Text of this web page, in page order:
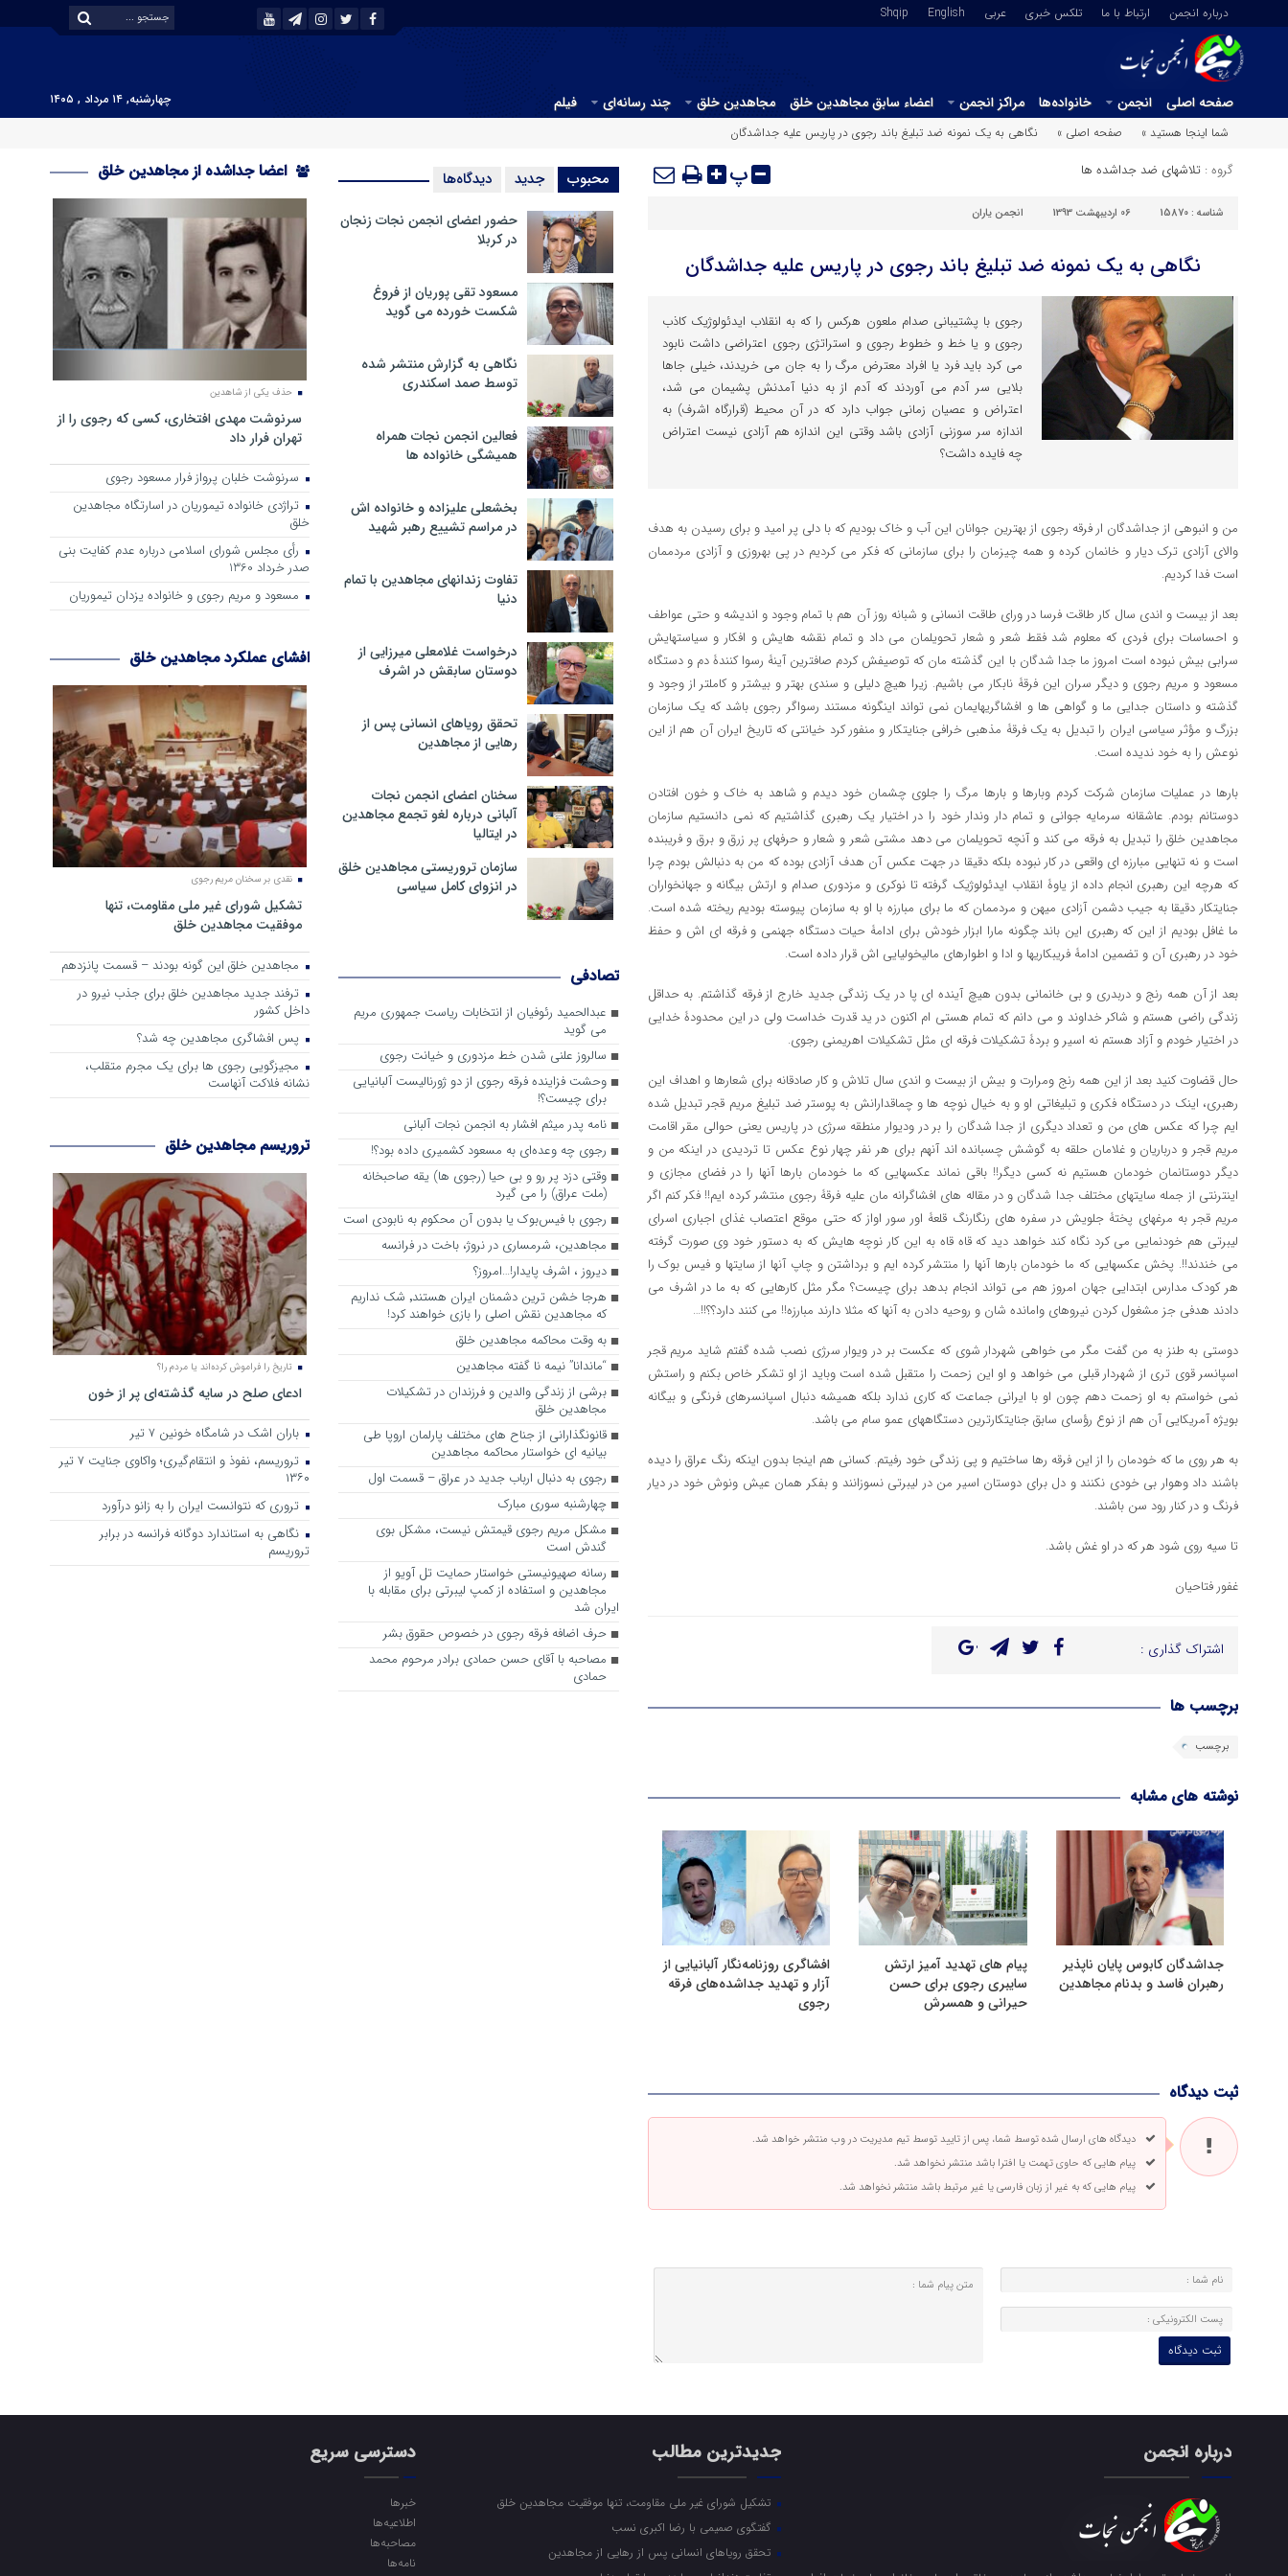
درباره انجمن ارتباط با ما تلکس خبری عربي English
Shqip
صفحه اصلی انجمن خانواده‌ها مراکز انجمن اعضاء سابق مجاهدین خلق مجاهدین خلق چند رسانه‌ای فیلم
چهارشنبه, ۱۴ مرداد , ۱۴۰۵
شما اینجا هستید »
صفحه اصلی » نگاهی به یک نمونه ضد تبلیغ باند رجوی در پاریس علیه جداشدگان
گروه : تلاشهای ضد جداشده ها پ
شناسه : 15870 06 اردیبهشت 1393 انجمن یاران
نگاهی به یک نمونه ضد تبلیغ باند رجوی در پاریس علیه جداشدگان
رجوی با پشتیبانی صدام ملعون هرکس را که به انقلاب ایدئولوژیک کاذب
رجوی و یا خط و خطوط رجوی و استراتژی رجوی اعتراضی داشت نابود
می کرد باید فرد یا افراد معترض مرگ را به جان می خریدند، خیلی جاها
بلایی سر آدم می آوردند که آدم از به دنیا آمدنش پشیمان می شد،
اعتراض و عصیان زمانی جواب دارد که در آن محیط (قرارگاه اشرف) به
اندازه سر سوزنی آزادی باشد وقتی این اندازه هم آزادی نیست اعتراض
چه فایده داشت؟
من و انبوهی از جداشدگان ار فرقه رجوی از بهترین جوانان این آب و خاک بودیم که با دلی پر امید و برای رسیدن به هدف
والای آزادی ترک دیار و خانمان کرده و همه چیزمان را برای سازمانی که فکر می کردیم در پی بهروزی و آزادی مردممان
است فدا کردیم.
بعد از بیست و اندی سال کار طاقت فرسا در ورای طاقت انسانی و شبانه روز آن هم با تمام وجود و اندیشه و حتی عواطف
و احساسات برای فردی که معلوم شد فقط شعر و شعار تحویلمان می داد و تمام نقشه هایش و افکار و سیاستهایش
سرابی بیش نبوده است امروز ما جدا شدگان با این گذشته مان که توصیفش کردم صافترین آینۀ رسوا کنندۀ دم و دستگاه
مسعود و مریم رجوی و دیگر سران این فرقۀ نابکار می باشیم. زیرا هیچ دلیلی و سندی بهتر و بیشتر و کاملتر از وجود و
گذشته و داستان جدایی ما و گواهی ها و افشاگریهایمان نمی تواند اینگونه مستند رسواگر رجوی باشد که یک سازمان
بزرگ و مؤثر سیاسی ایران را تبدیل به یک فرقۀ مذهبی خرافی جنایتکار و منفور کرد خیانتی که تاریخ ایران آن هم از این
نوعش را به خود ندیده است.
بارها در عملیات سازمان شرکت کردم وبارها و بارها مرگ را جلوی چشمان خود دیدم و شاهد به خاک و خون افتادن
دوستانم بودم. عاشقانه سرمایه جوانی و تمام دار وندار خود را در اختیار یک رهبری گذاشتیم که نمی دانستیم سازمان
مجاهدین خلق را تبدیل به فرقه می کند و آنچه تحویلمان می دهد مشتی شعر و شعار و حرفهای پر زرق و برق و فریبنده
است و نه تنهایی مبارزه ای واقعی در کار نبوده بلکه دقیقا در جهت عکس آن هدف آزادی بوده که من به دنبالش بودم چرا
که هرچه این رهبری انجام داده از یاوۀ انقلاب ایدئولوژیک گرفته تا نوکری و مزدوری صدام و ارتش بیگانه و جهانخواران
جنایتکار دقیقا به جیب دشمن آزادی میهن و مردممان که ما برای مبارزه با او به سازمان پیوسته بودیم ریخته شده است.
ما غافل بودیم از این که رهبری این باند چگونه مارا ابزار خودش برای ادامۀ حیات دستگاه جهنمی و فرقه ای اش و حفظ
خود در رهبری آن و تضمین ادامۀ فریبکاریها و ادا و اطوارهای مالیخولیایی اش قرار داده است.
بعد از آن همه رنج و دربدری و بی خانمانی بدون هیچ آینده ای پا در یک زندگی جدید خارج از فرقه گذاشتم. به حداقل
زندگی راضی هستم و شاکر خداوند و می دانم که تمام هستی ام اکنون در ید قدرت خداست ولی در این محدودۀ خدایی
در اختیار خودم و آزاد هستم نه اسیر و بردۀ تشکیلات فرقه ای مثل تشکیلات اهریمنی رجوی.
حال قضاوت کنید بعد از این همه رنج ومرارت و بیش از بیست و اندی سال تلاش و کار صادقانه برای شعارها و اهداف این
رهبری، اینک در دستگاه فکری و تبلیغاتی او و به خیال نوچه ها و چماقدارانش به پوستر ضد تبلیغ مریم قجر تبدیل شده
ایم چرا که عکس های من و تعداد دیگری از جدا شدگان را بر در ودیوار منطقه سرژی در پاریس یعنی حوالی مقر اقامت
مریم قجر و درباریان و غلامان حلقه به گوشش چسبانده اند آنهم برای هر نفر چهار نوع عکس تا تردیدی در اینکه من و
دیگر دوستانمان خودمان هستیم نه کسی دیگر!! باقی نماند عکسهایی که ما خودمان بارها آنها را در فضای مجازی و
اینترنتی از جمله سایتهای مختلف جدا شدگان و در مقاله های افشاگرانه مان علیه فرقۀ رجوی منتشر کرده ایم!! فکر کنم اگر
مریم قجر به مرغهای پختۀ جلویش در سفره های رنگارنگ قلعۀ اور سور اواز که حتی موقع اعتصاب غذای اجباری اسرای
لیبرتی هم خودنمایی می کرد نگاه کند خواهد دید که قاه قاه به این کار نوچه هایش که به دستور خود وی صورت گرفته
می خندند!!. پخش عکسهایی که ما خودمان بارها آنها را منتشر کرده ایم و برداشتن و چاپ آنها از سایتها و فیس بوک را
هر کودک مدارس ابتدایی جهان امروز هم می تواند انجام بدهد برای چیست؟ مگر مثل کارهایی که به ما در اشرف می
دادند هدفی جز مشغول کردن نیروهای وامانده شان و روحیه دادن به آنها که مثلا دارند مبارزه!! می کنند دارد؟؟!!…
دوستی به طنز به من گفت مگر می خواهی شهردار شوی که عکست بر در ویوار سرژی نصب شده گفتم شاید مریم قجر
اسپانسر قوی تری از شهردار قبلی می خواهد و او این زحمت را متقبل شده است وباید از او تشکر خاص بکنم و راستش
نمی خواستم به او زحمت دهم چون او با ایرانی جماعت که کاری ندارد بلکه همیشه دنبال اسپانسرهای فرنگی و بیگانه
بویژه آمریکایی آن هم از نوع رؤسای سابق جنایتکارترین دستگاههای عمو سام می باشد.
به هر روی ما که خودمان را از این فرقه رها ساختیم و پی زندگی خود رفیتم. کسانی هم اینجا بدون اینکه رنگ عراق را دیده
باشند داد وهوار بی خودی نکنند و دل برای دوستان اسیر من در لیبرتی نسوزانند و بفکر همان عیش ونوش خود در دیار
فرنگ و در کنار رود سن باشند.
تا سیه روی شود هر که در او غش باشد.
غفور فتاحیان
اشتراک گذاری :
برچسب ها
برچسب
نوشته های مشابه
جداشدگان کابوس پایان ناپذیر
رهبران فاسد و بدنام مجاهدین
پیام های تهدید آمیز ارتش
سایبری رجوی برای حسن
حیرانی و همسرش
افشاگری روزنامه‌نگار آلبانیایی از
آزار و تهدید جداشده‌های فرقه
رجوی
ثبت دیدگاه
دیدگاه های ارسال شده توسط شما، پس از تایید توسط تیم مدیریت در وب منتشر خواهد شد.
پیام هایی که حاوی تهمت یا افترا باشد منتشر نخواهد شد.
پیام هایی که به غیر از زبان فارسی یا غیر مرتبط باشد منتشر نخواهد شد.
محبوب جدید دیدگاه‌ها
حضور اعضای انجمن نجات زنجان
در کربلا
مسعود تقی پوریان از فروغ
شکست خورده می گوید
نگاهی به گزارش منتشر شده
توسط صمد اسکندری
فعالین انجمن نجات همراه
همیشگی خانواده ها
بخشعلی علیزاده و خانواده اش
در مراسم تشییع رهبر شهید
تفاوت زندانهای مجاهدین با تمام
دنیا
درخواست غلامعلی میرزایی از
دوستان سابقش در اشرف
تحقق رویاهای انسانی پس از
رهایی از مجاهدین
سخنان اعضای انجمن نجات
آلبانی درباره لغو تجمع مجاهدین
در ایتالیا
سازمان تروریستی مجاهدین خلق
در انزوای کامل سیاسی
تصادفی
عبدالحمید رئوفیان از انتخابات ریاست جمهوری مریم
می گوید
سالروز علنی شدن خط مزدوری و خیانت رجوی
وحشت فزاینده فرقه رجوی از دو ژورنالیست آلبانیایی
برای چیست؟!
نامه پدر میثم افشار به انجمن نجات آلبانی
رجوی چه وعده‌ای به مسعود کشمیری داده بود؟!
وقتی دزد پر رو و بی حیا (رجوی ها) یقه صاحبخانه
(ملت عراق) را می گیرد
رجوی با فیس‌بوک یا بدون آن محکوم به نابودی است
مجاهدین، شرم‎ساری در نروژ، باخت در فرانسه
ديروز ، اشرف پايدار!…امروز؟
هرجا خشن ترین دشمنان ایران هستند٬ شک نداریم
که مجاهدین نقش اصلی را بازی خواهند کرد!
به وقت محاکمه مجاهدین خلق
“ماندانا” نیمه نا گفته مجاهدین
برشی از زندگی والدین و فرزندان در تشکیلات
مجاهدین خلق
قانونگذارانی از جناح های مختلف پارلمان اروپا طی
بیانیه ای خواستار محاکمه مجاهدین
رجوی به دنبال ارباب جدید در عراق – قسمت اول
چهارشنبه سوری مبارک
مشکل مریم رجوی قیمتش نیست، مشکل بوی
گندش است
رسانه صهیونیستی خواستار حمایت تل آویو از
مجاهدین و استفاده از کمپ لیبرتی برای مقابله با
ایران شد
حرف اضافه فرقه رجوی در خصوص حقوق بشر
مصاحبه با آقای حسن حمادی برادر مرحوم محمد
حمادی
اعضا جداشده از مجاهدین خلق
حذف یکی از شاهدین
سرنوشت مهدی افتخاری، کسی که رجوی را از
تهران فرار داد
سرنوشت خلبان پرواز فرار مسعود رجوی
تراژدی خانواده تیموریان در اسارتگاه مجاهدین
خلق
رأی مجلس شورای اسلامی درباره عدم كفایت بنی
صدر خرداد 1360
مسعود و مریم رجوی و خانواده یزدان تیموریان
افشای عملکرد مجاهدین خلق
نقدی بر سخنان مریم رجوی
تشکیل شورای غیر ملی مقاومت، تنها
موفقیت مجاهدین خلق
مجاهدین خلق این گونه بودند – قسمت پانزدهم
ترفند جدید مجاهدین خلق برای جذب نیرو در
داخل کشور
پس افشاگری مجاهدین چه شد؟
مجیزگویی رجوی ها برای یک مجرم متقلب،
نشانه فلاکت آنهاست
تروریسم مجاهدین خلق
تاریخ را فراموش کرده‌اند یا مردم را؟
ادعای صلح در سایه گذشته‌ای پر از خون
باران اشک در شامگاه خونین 7 تیر
تروریسم، نفوذ و انتقام‌گیری؛ واکاوی جنایت ۷ تیر
۱۳۶۰
تروری که نتوانست ایران را به زانو درآورد
نگاهی به استاندارد دوگانه فرانسه در برابر
تروریسم
درباره انجمن جدیدترین مطالب
تشکیل شورای غیر ملی مقاومت، تنها موفقیت مجاهدین خلق
گفتگوی صمیمی با رضا اکبری نسب
تحقق رویاهای انسانی پس از رهایی از مجاهدین
دسترسی سریع
خبرها
اطلاعیه‌ها
مصاحبه‌ها
نامه‌ها